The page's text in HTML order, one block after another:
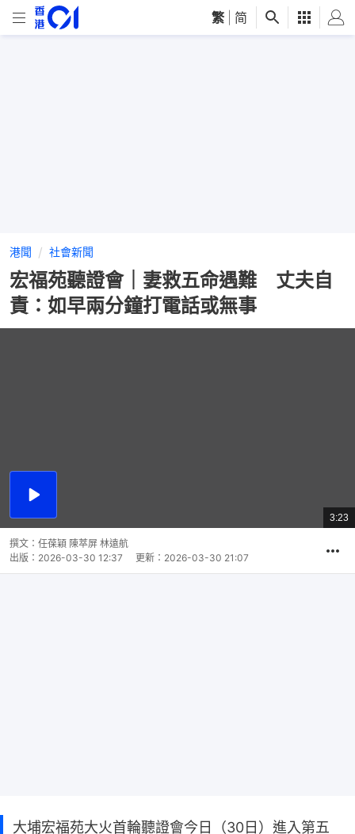
繁 简
港聞 社會新聞
宏福苑聽證會｜妻救五命遇難 丈夫自
責：如早兩分鐘打電話或無事
播
總
共
3:23
撰文： 任葆穎 陳萃屏 林遠航
出版： 2026-03-30 12:37 更新： 2026-03-30 21:07
大埔宏福苑大火首輪聽證會今日（30日）進入第五